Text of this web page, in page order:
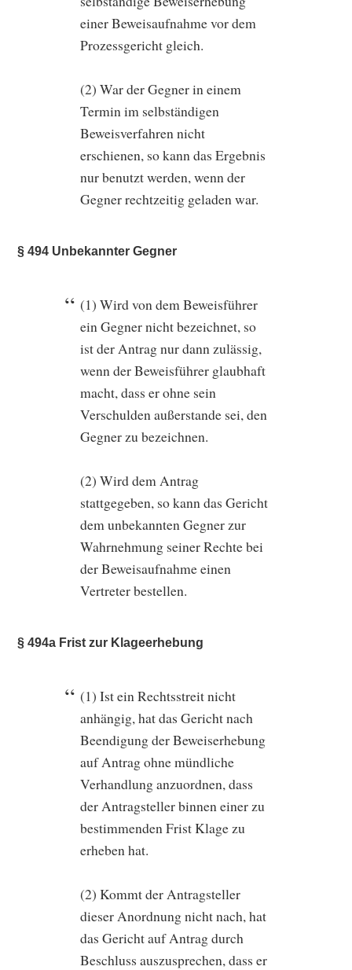
einer Beweisaufnahme vor dem
Prozessgericht gleich.
(2) War der Gegner in einem
Termin im selbständigen
Beweisverfahren nicht
erschienen, so kann das Ergebnis
nur benutzt werden, wenn der
Gegner rechtzeitig geladen war.
§ 494 Unbekannter Gegner
(1) Wird von dem Beweisführer
ein Gegner nicht bezeichnet, so
ist der Antrag nur dann zulässig,
wenn der Beweisführer glaubhaft
macht, dass er ohne sein
Verschulden außerstande sei, den
Gegner zu bezeichnen.
(2) Wird dem Antrag
stattgegeben, so kann das Gericht
dem unbekannten Gegner zur
Wahrnehmung seiner Rechte bei
der Beweisaufnahme einen
Vertreter bestellen.
§ 494a Frist zur Klageerhebung
(1) Ist ein Rechtsstreit nicht
anhängig, hat das Gericht nach
Beendigung der Beweiserhebung
auf Antrag ohne mündliche
Verhandlung anzuordnen, dass
der Antragsteller binnen einer zu
bestimmenden Frist Klage zu
erheben hat.
(2) Kommt der Antragsteller
dieser Anordnung nicht nach, hat
das Gericht auf Antrag durch
Beschluss auszusprechen, dass er